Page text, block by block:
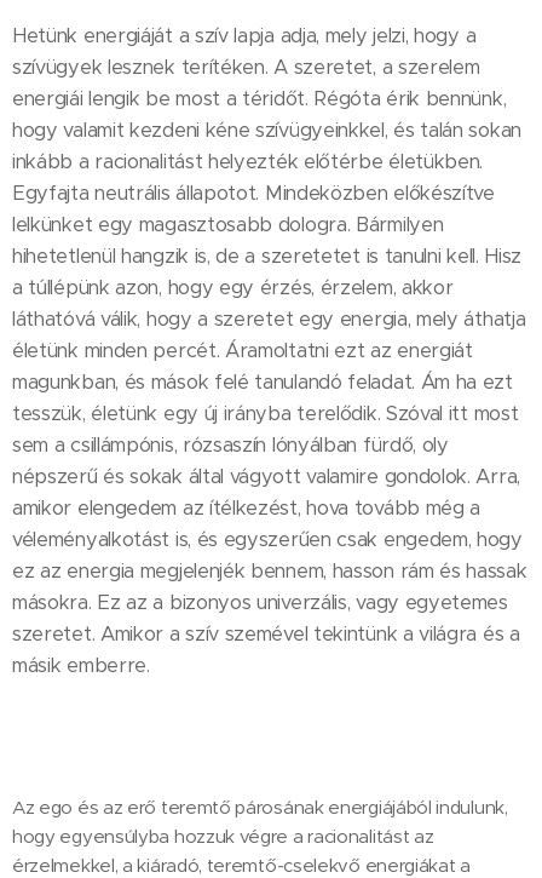
Hetünk energiáját a szív lapja adja, mely jelzi, hogy a
szívügyek lesznek terítéken. A szeretet, a szerelem
energiái lengik be most a téridőt. Régóta érik bennünk,
hogy valamit kezdeni kéne szívügyeinkkel, és talán sokan
inkább a racionalitást helyezték előtérbe életükben.
Egyfajta neutrális állapotot. Mindeközben előkészítve
lelkünket egy magasztosabb dologra. Bármilyen
hihetetlenül hangzik is, de a szeretetet is tanulni kell. Hisz
a túllépünk azon, hogy egy érzés, érzelem, akkor
láthatóvá válik, hogy a szeretet egy energia, mely áthatja
életünk minden percét. Áramoltatni ezt az energiát
magunkban, és mások felé tanulandó feladat. Ám ha ezt
tesszük, életünk egy új irányba terelődik. Szóval itt most
sem a csillámpónis, rózsaszín lónyálban fürdő, oly
népszerű és sokak által vágyott valamire gondolok. Arra,
amikor elengedem az ítélkezést, hova tovább még a
véleményalkotást is, és egyszerűen csak engedem, hogy
ez az energia megjelenjék bennem, hasson rám és hassak
másokra. Ez az a bizonyos univerzális, vagy egyetemes
szeretet. Amikor a szív szemével tekintünk a világra és a
másik emberre.
Az ego és az erő teremtő párosának energiájából indulunk,
hogy egyensúlyba hozzuk végre a racionalitást az
érzelmekkel, a kiáradó, teremtő-cselekvő energiákat a